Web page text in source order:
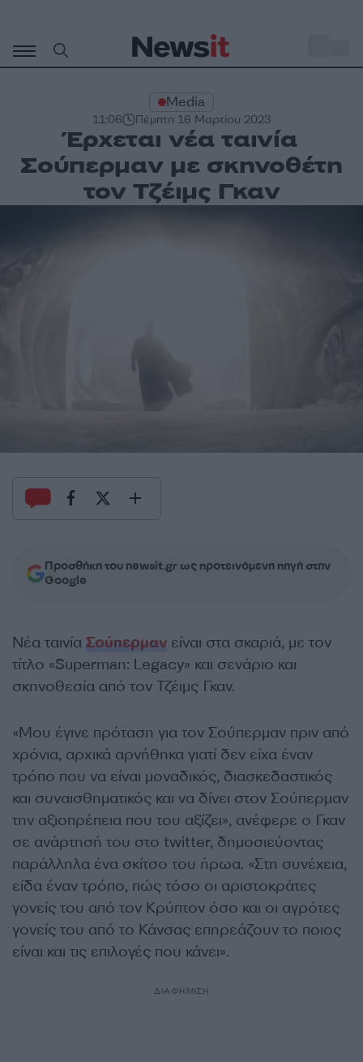
περιεχόμενο
Media
11:06 Πέμπτη 16 Μαρτίου 2023
Έρχεται νέα ταινία
Σούπερμαν με σκηνοθέτη
τον Τζέιμς Γκαν
Προσθήκη του newsit.gr ως προτεινόμενη πηγή στην
Google
Νέα ταινία Σούπερμαν είναι στα σκαριά, με τον
τίτλο «Superman: Legacy» και σενάριο και
σκηνοθεσία από τον Τζέιμς Γκαν.
«Μου έγινε πρόταση για τον Σούπερμαν πριν από
χρόνια, αρχικά αρνήθηκα γιατί δεν είχα έναν
τρόπο που να είναι μοναδικός, διασκεδαστικός
και συναισθηματικός και να δίνει στον Σούπερμαν
την αξιοπρέπεια που του αξίζει», ανέφερε ο Γκαν
σε ανάρτησή του στο twitter, δημοσιεύοντας
παράλληλα ένα σκίτσο του ήρωα. «Στη συνέχεια,
είδα έναν τρόπο, πώς τόσο οι αριστοκράτες
γονείς του από τον Κρύπτον όσο και οι αγρότες
γονείς του από το Κάνσας επηρεάζουν το ποιος
είναι και τις επιλογές που κάνει».
ΔΙΑΦΗΜΙΣΗ